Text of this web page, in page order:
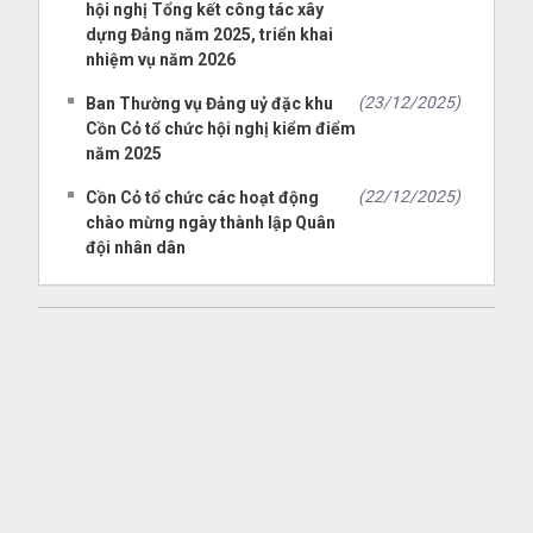
hội nghị Tổng kết công tác xây
dựng Đảng năm 2025, triển khai
nhiệm vụ năm 2026
Ban Thường vụ Đảng uỷ đặc khu
Cồn Cỏ tổ chức hội nghị kiểm điểm
năm 2025
(23/12/2025)
Cồn Cỏ tổ chức các hoạt động
chào mừng ngày thành lập Quân
đội nhân dân
(22/12/2025)